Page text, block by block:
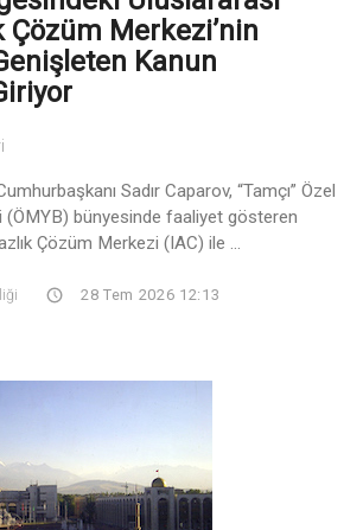
Çözüm Merkezi’nin
Kanun
Sadır Caparov, “Tamçı” Özel
(ÖMYB) bünyesinde faaliyet gösteren
Çözüm Merkezi (IAC) ile ...
28 Tem 2026 12:13